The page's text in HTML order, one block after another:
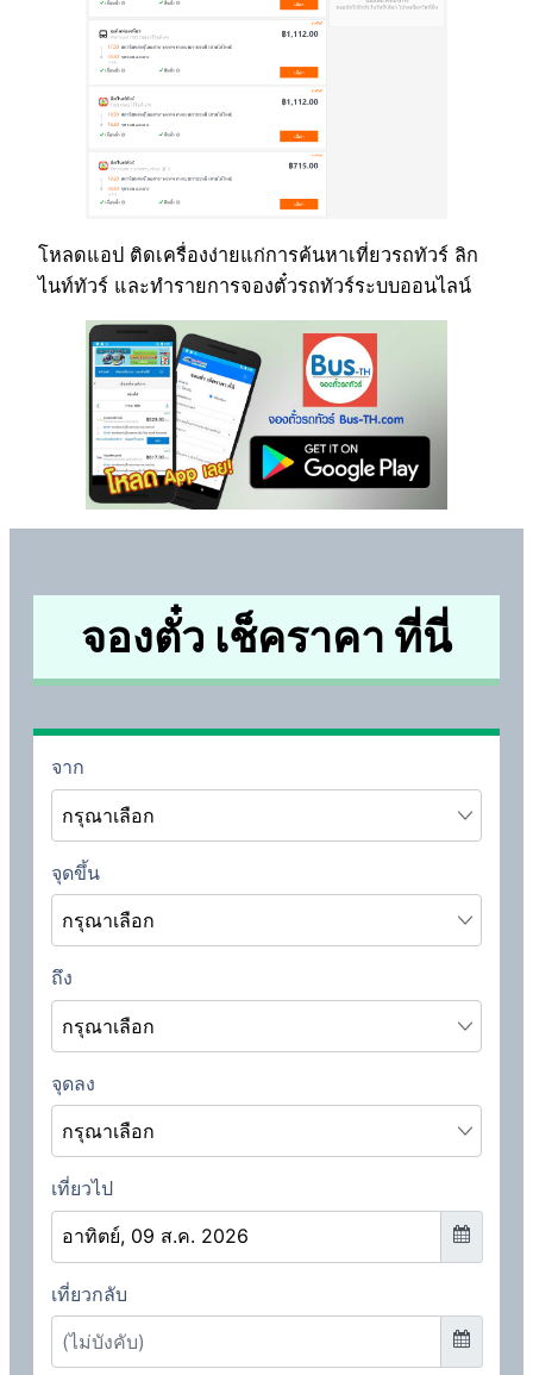
โหลดแอป ติดเครื่องง่ายแก่การค้นหาเที่ยวรถทัวร์ ลิก
ไนท์ทัวร์ และทำรายการจองตั๋วรถทัวร์ระบบออนไลน์
จองตั๋ว เช็คราคา ที่นี่